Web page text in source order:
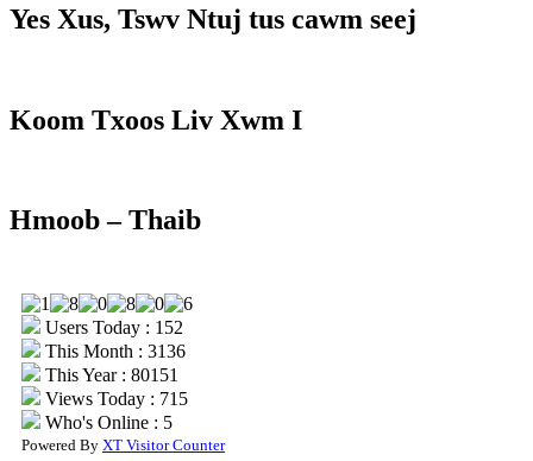
Yes Xus, Tswv Ntuj tus cawm seej
Koom Txoos Liv Xwm I
Hmoob – Thaib
Users Today : 152
This Month : 3136
This Year : 80151
Views Today : 715
Who's Online : 5
Powered By XT Visitor Counter